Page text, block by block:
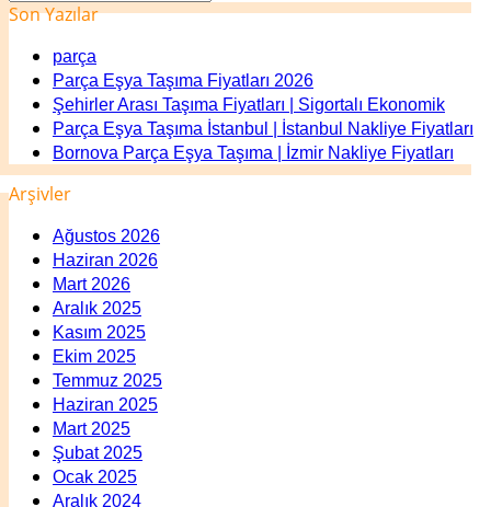
Son Yazılar
parça
Parça Eşya Taşıma Fiyatları 2026
Şehirler Arası Taşıma Fiyatları | Sigortalı Ekonomik
Parça Eşya Taşıma İstanbul | İstanbul Nakliye Fiyatları
Bornova Parça Eşya Taşıma | İzmir Nakliye Fiyatları
Arşivler
Ağustos 2026
Haziran 2026
Mart 2026
Aralık 2025
Kasım 2025
Ekim 2025
Temmuz 2025
Haziran 2025
Mart 2025
Şubat 2025
Ocak 2025
Aralık 2024